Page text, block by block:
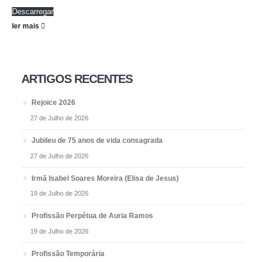
Descarregar
ler mais
ARTIGOS RECENTES
Rejoice 2026
27 de Julho de 2026
Jubileu de 75 anos de vida consagrada
27 de Julho de 2026
Irmã Isabel Soares Moreira (Elisa de Jesus)
19 de Julho de 2026
Profissão Perpétua de Auria Ramos
19 de Julho de 2026
Profissão Temporária